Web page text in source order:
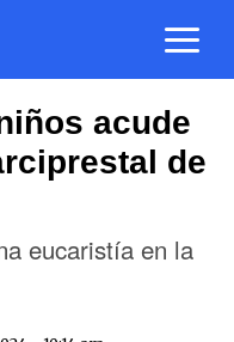
acude
de
eucaristía en la